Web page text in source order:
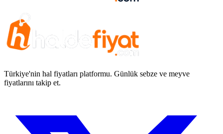
Türkiye'nin hal fiyatları platformu. Günlük sebze ve meyve
fiyatlarını takip et.